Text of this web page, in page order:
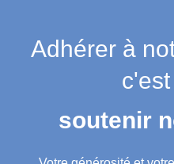
Adhérer à
soutenir